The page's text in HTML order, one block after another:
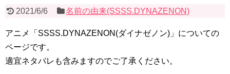
2021/6/6 名前の由来(SSSS.DYNAZENON)
アニメ「SSSS.DYNAZENON(ダイナゼノン)」についての
ページです。
適宜ネタバレも含みますのでご了承ください。